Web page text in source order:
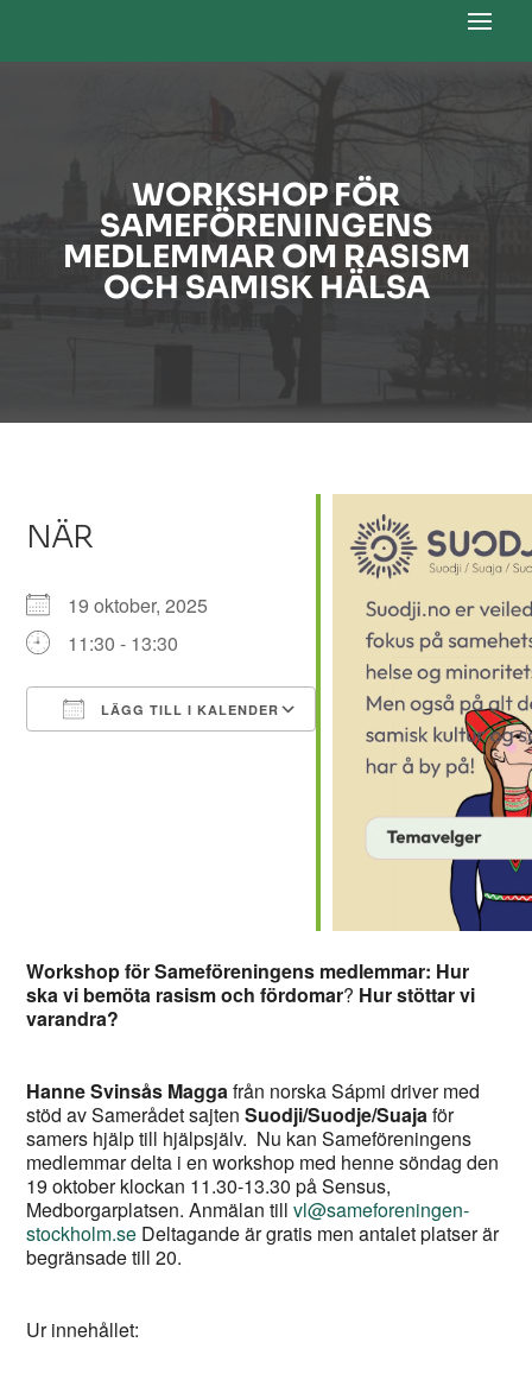
WORKSHOP FÖR
SAMEFÖRENINGENS
MEDLEMMAR OM RASISM
OCH SAMISK HÄLSA
NÄR
19 oktober, 2025
11:30 - 13:30
LÄGG TILL I KALENDER
Outlook Live
Workshop för Sameföreningens medlemmar: Hur
ska vi bemöta rasism och fördomar? Hur stöttar vi
varandra?
Hanne Svinsås Maggafrån norska Sápmi driver med
stöd av Samerådet sajtenSuodji/Suodje/Suajaför
samers hjälp till hjälpsjälv. Nu kan Sameföreningens
medlemmar delta i en workshop med henne söndag den
19 oktober klockan 11.30-13.30 på Sensus,
Medborgarplatsen. Anmälan tillvl@sameforeningen-
stockholm.se Deltagande är gratis men antalet platser är
begränsade till 20.
Ur innehållet: